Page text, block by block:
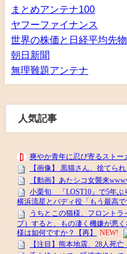
まとめアンテナ100
ヤフーファイナンス
世界の株価と日経平均先物
朝日新聞
無理難題アンテナ
人気記事